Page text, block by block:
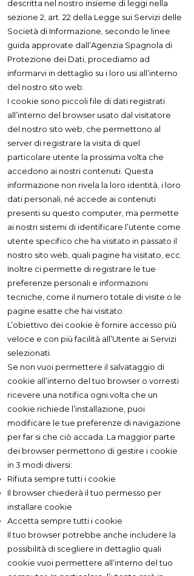
descritta nel nostro insieme di leggi nella
sezione 2, art. 22 della Legge sui Servizi delle
Società di Informazione, secondo le linee
guida approvate dall’Agenzia Spagnola di
Protezione dei Dati, procediamo ad
informarvi in dettaglio su i loro usi all’interno
del nostro sito web.
I cookie sono piccoli file di dati registrati
all’interno del browser usato dal visitatore
del nostro sito web, che permettono al
server di registrare la visita di quel
particolare utente la prossima volta che
accedono ai nostri contenuti. Questa
informazione non rivela la loro identità, i loro
dati personali, né accede ai contenuti
presenti su questo computer, ma permette
ai nostri sistemi di identificare l’utente come
utente specifico che ha visitato in passato il
nostro sito web, quali pagine ha visitato, ecc.
Inoltre ci permette di registrare le tue
preferenze personali e informazioni
tecniche, come il numero totale di visite o le
pagine esatte che hai visitato.
L’obiettivo dei cookie è fornire accesso più
veloce e con più facilità all’Utente ai Servizi
selezionati.
Se non vuoi permettere il salvataggio di
cookie all’interno del tuo browser o vorresti
ricevere una notifica ogni volta che un
cookie richiede l’installazione, puoi
modificare le tue preferenze di navigazione
per far si che ciò accada. La maggior parte
dei browser permettono di gestire i cookie
in 3 modi diversi:
Rifiuta sempre tutti i cookie
Il browser chiederà il tuo permesso per
installare cookie
Accetta sempre tutti i cookie
Il tuo browser potrebbe anche includere la
possibilità di scegliere in dettaglio quali
cookie vuoi permettere all’interno del tuo